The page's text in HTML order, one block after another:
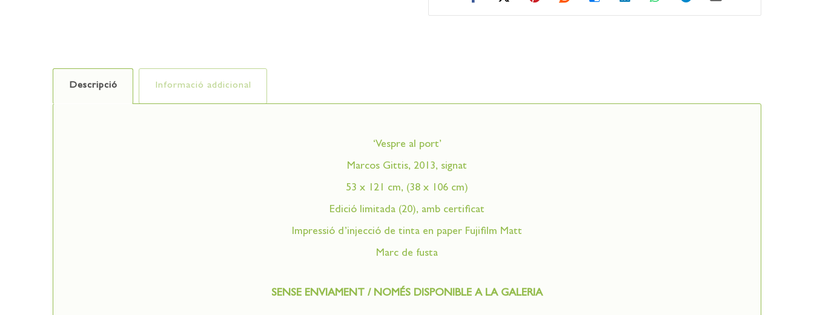
Descripció Informació addicional
‘Vespre al port’
Marcos Gittis, 2013, signat
53 x 121 cm, (38 x 106 cm)
Edició limitada (20), amb certificat
Impressió d’injecció de tinta en paper Fujifilm Matt
Marc de fusta
SENSE ENVIAMENT / NOMÉS DISPONIBLE A LA GALERIA